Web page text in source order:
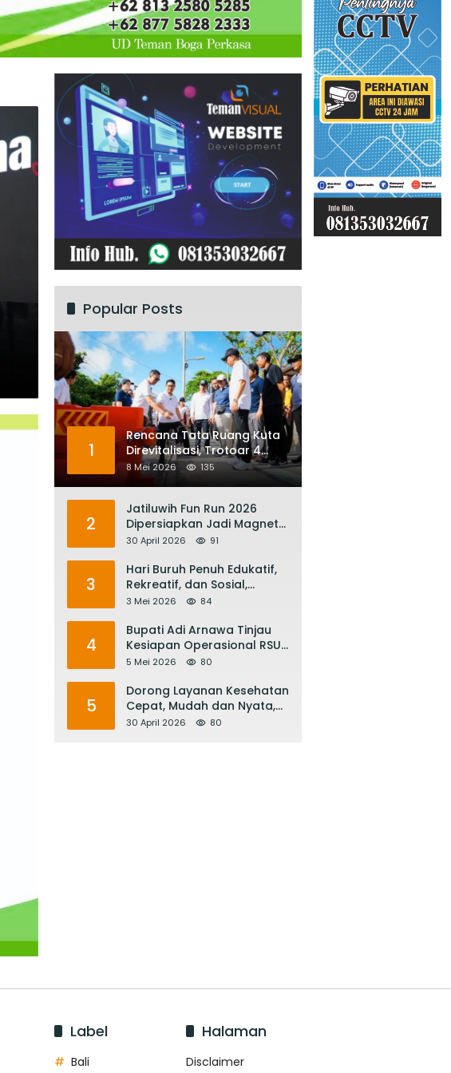
Popular Posts
1
Rencana Tata Ruang Kuta
Direvitalisasi, Trotoar 4
Meter dan Integrasi
Transportasi Listrik
8 Mei 2026 135
2
Jatiluwih Fun Run 2026
Dipersiapkan Jadi Magnet
Pariwisata Internasional,
Pariwisata Bali
30 April 2026 91
3
Hari Buruh Penuh Edukatif,
Rekreatif, dan Sosial,
Gubernur Koster: Matur
Mesin Ekonomi Bali
3 Mei 2026 84
4
Bupati Adi Arnawa Tinjau
Kesiapan Operasional RSUD
Giri Asih, Harapkan Jadi RS
5 Mei 2026 80
5
Dorong Layanan Kesehatan
Cepat, Mudah dan Nyata,
Bupati Adi Arnawa Evaluasi
30 April 2026 80
Label
Bali
Halaman
Disclaimer